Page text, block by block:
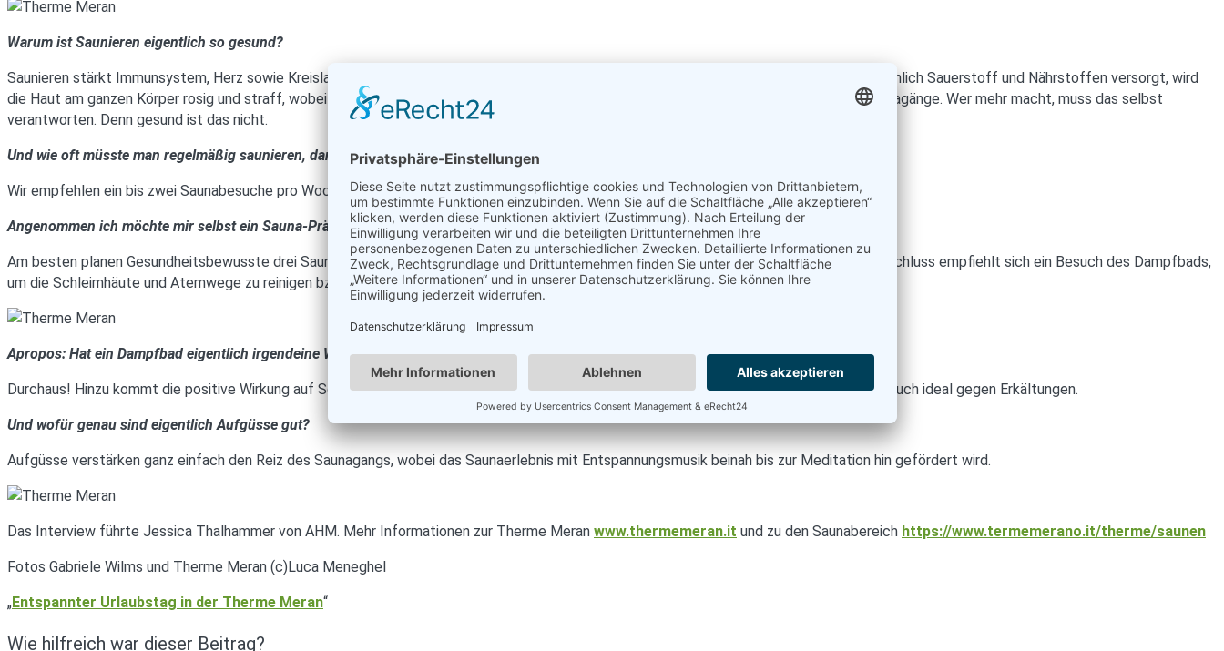
Warum ist Saunieren eigentlich so gesund?
Saunieren stärkt Immunsystem, Herz sowie Kreislauf und fördert das Wohlbefinden. Da Schwitzen die Haut kräftig durchblutet und mit reichlich Sauerstoff und Nährstoffen versorgt, wird
die Haut am ganzen Körper rosig und straff, wobei Frauen später schwitzen als Männer. Aber auch Geübten empfehle ich maximal drei Saunagänge. Wer mehr macht, muss das selbst
verantworten. Denn gesund ist das nicht.
Und wie oft müsste man regelmäßig saunieren, damit sich der Gesundheits-Effekt überhaupt bemerkbar macht?
Wir empfehlen ein bis zwei Saunabesuche pro Woche, jeweils mit zwei bis drei Saunagängen.
Angenommen ich möchte mir selbst ein Sauna-Präventivprogramm gegen Erkältungen gestalten: Wie könnte ein solcher Plan aussehen?
Am besten planen Gesundheitsbewusste drei Saunadurchgänge, wobei die ersten zwei in der finnischen Sauna stattfinden sollten. Zum Abschluss empfiehlt sich ein Besuch des Dampfbads,
um die Schleimhäute und Atemwege zu reinigen bzw. zu befeuchten.
Apropos: Hat ein Dampfbad eigentlich irgendeine Wirkung oder sorgt es nur für Wohlbefinden?
Durchaus! Hinzu kommt die positive Wirkung auf Schleimhäute und Atemwege, die intensiv befeuchtet werden. Deshalb ist ein Dampfbad auch ideal gegen Erkältungen.
Und wofür genau sind eigentlich Aufgüsse gut?
Aufgüsse verstärken ganz einfach den Reiz des Saunagangs, wobei das Saunaerlebnis mit Entspannungsmusik beinah bis zur Meditation hin gefördert wird.
Das Interview führte Jessica Thalhammer von AHM. Mehr Informationen zur Therme Meran www.thermemeran.it und zu den Saunabereich https://www.termemerano.it/therme/saunen
Fotos Gabriele Wilms und Therme Meran (c)Luca Meneghel
„Entspannter Urlaubstag in der Therme Meran“
Wie hilfreich war dieser Beitrag?